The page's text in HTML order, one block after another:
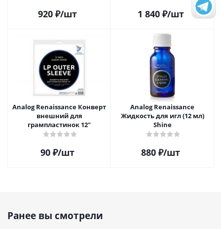
920 ₽/шт 1 840₽/шт
Analog Renaissance Конверт
внешний для
грампластинок 12"
90 ₽/шт
Analog Renaissance
Жидкость для игл (12 мл)
Shine
880 ₽/шт
Ранее вы смотрели